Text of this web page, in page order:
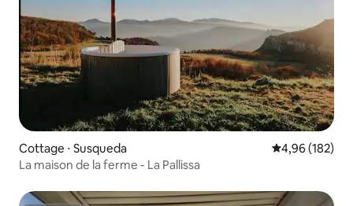
Cottage ⋅ Susqueda Évaluation
4,96 (182)
La maison de la ferme - La Pallissa